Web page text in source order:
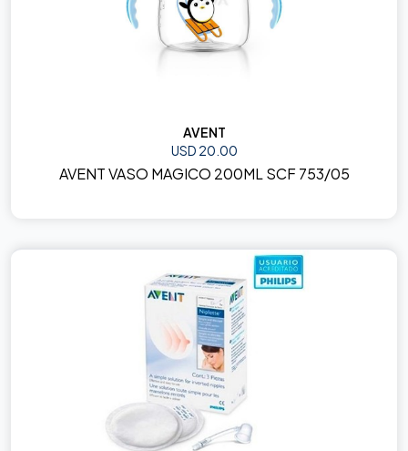
AVENT
USD 20.00
AVENT VASO MAGICO 200ML SCF 753/05